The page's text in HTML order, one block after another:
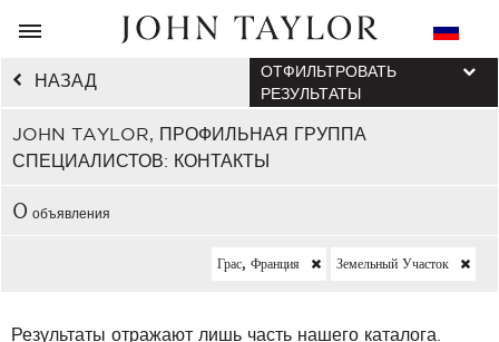
НАЗАД
JOHN TAYLOR, ПРОФИЛЬНАЯ ГРУППА
СПЕЦИАЛИСТОВ: КОНТАКТЫ
ОТФИЛЬТРОВАТЬ
РЕЗУЛЬТАТЫ
0 объявления
Грас, Франция Земельный Участок
Результаты отражают лишь часть нашего каталога.